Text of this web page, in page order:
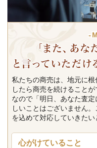
-
私たちの商売は、地元に
したら商売を続けることが
なので「明日、あなた査
しいことはございません
を込めて対応していきたい
心がけていること